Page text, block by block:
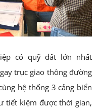
có quỹ đất lớn nhất
trục giao thông đường
hệ thống 3 cảng biển
tiết kiệm được thời gian,